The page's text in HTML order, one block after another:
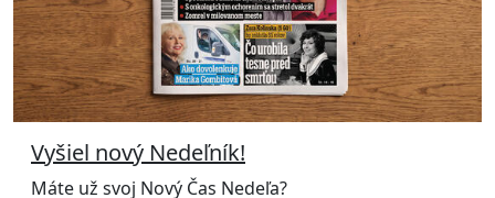
Vyšiel nový Nedeľník!
Máte už svoj Nový Čas Nedeľa?